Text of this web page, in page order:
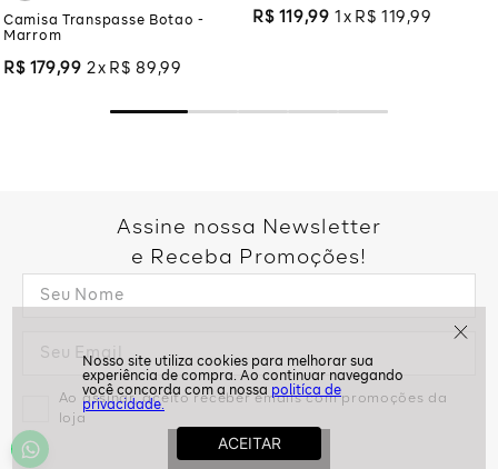
politíca de
privacidade.
Camisa Transpasse Botao -
Marrom
R$ 179,99 2 R$ 89 ,99
R$ 119,99 1 R$ 119 ,99
Assine nossa Newsletter
e Receba Promoções!
Ao assinar, aceito receber emails com promoções da
loja
ASSINAR